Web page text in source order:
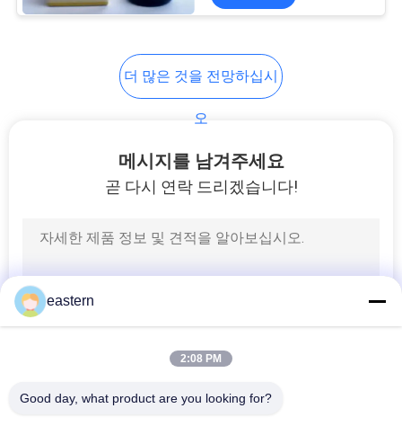
더 많은 것을 전망하십시
오
메시지를 남겨주세요
곧 다시 연락 드리겠습니다!
eastern
2:08 PM
Good day, what product are you looking for?